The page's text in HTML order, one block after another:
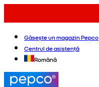
Găsește un magazin Pepco
Centrul de asistență
Română